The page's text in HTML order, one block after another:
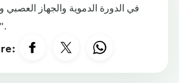
في الدورة الدموية والجهاز
موقع "مايو كلينك".